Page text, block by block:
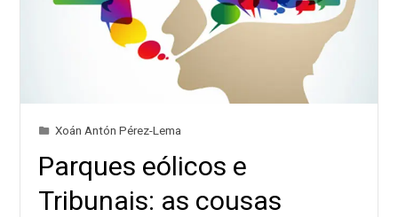
Xoán Antón Pérez-Lema
Parques eólicos e
Tribunais: as cousas